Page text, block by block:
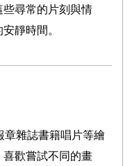
尋常的片刻與情
靜時間。
章雜誌書籍唱片等繪
歡嘗試不同的畫